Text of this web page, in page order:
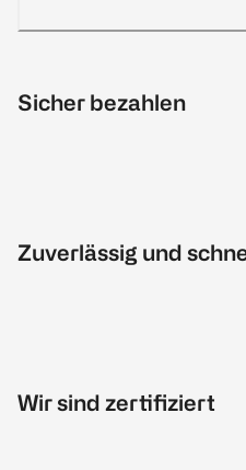
Sicher bezahlen
Zuverlässig und
Wir sind zertifiziert